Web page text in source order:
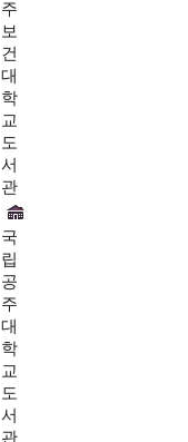
주
보
건
대
학
교
도
서
관
국
립
공
주
대
학
교
도
서
관